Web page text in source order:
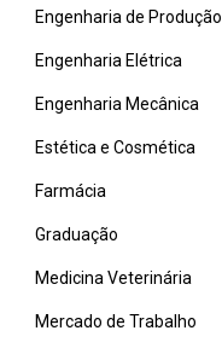
Engenharia de Produção
Engenharia Elétrica
Engenharia Mecânica
Estética e Cosmética
Farmácia
Graduação
Medicina Veterinária
Mercado de Trabalho